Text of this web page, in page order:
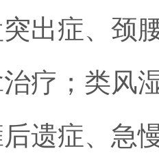
出症、颈
疗；类风
遗症、急